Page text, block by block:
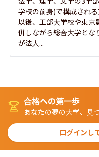
学校の前身)で構成され
以後、工部大学校や東京
併しながら総合大学とな
が法人...
合格への第一歩
あなたの夢の大学、見
ログインし